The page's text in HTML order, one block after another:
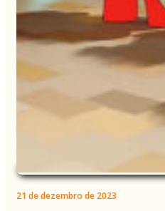
21 de dezembro de 2023